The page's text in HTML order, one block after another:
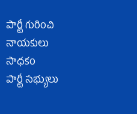
పార్టీ గురించి
నాయకులు
సాధకం
పార్టీ సభ్యులు